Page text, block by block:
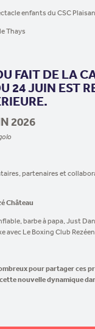
enfants du CSC
Thays
FAIT DE LA
24 JUIN EST
2026
partenaires et
Château
barbe à papa, Just
avec Le Boxing Club Rezéen
pour partager ces
nouvelle dynamique